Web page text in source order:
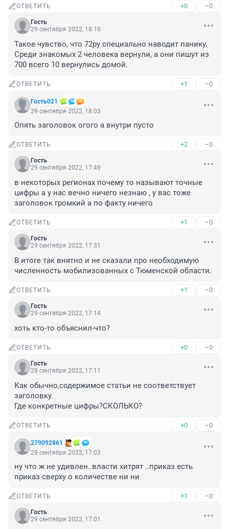
ОТВЕТИТЬ +0 –0
Гость
29 сентября 2022, 18:10
Такое чувство, что 72ру специально наводит панику.
Среди знакомых 2 человека вернули, а они пишут из
700 всего 10 вернулись домой.
ОТВЕТИТЬ +1 –0
Гость021
29 сентября 2022, 18:03
Опять заголовок огого а внутри пусто
ОТВЕТИТЬ +2 –0
Гость
29 сентября 2022, 17:49
в некоторых регионах почему то называют точные
цифры а у нас вечно ничего незнаю , у вас тоже
заголовок громкий а по факту ничего
ОТВЕТИТЬ +1 –0
Гость
29 сентября 2022, 17:31
В итоге так внятно и не сказали про необходимую
численность мобилизованных с Тюменской области.
ОТВЕТИТЬ +1 –0
Гость
29 сентября 2022, 17:14
хоть кто-то объяснил-что?
ОТВЕТИТЬ +0 –0
Гость
29 сентября 2022, 17:11
Как обычно,содержимое статьи не соответствует
заголовку.
Где конкретные цифры?СКОЛЬКО?
ОТВЕТИТЬ +0 –0
279092861
29 сентября 2022, 17:03
ну что ж не удивлен..власти хитрят ..приказ есть
приказ сверху о количестве ни ни
ОТВЕТИТЬ +1 –0
Гость
29 сентября 2022, 17:01